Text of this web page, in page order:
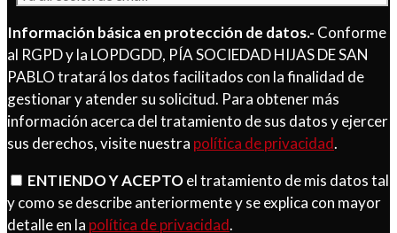
Información básica en protección de datos.- Conforme
al RGPD y la LOPDGDD, PÍA SOCIEDAD HIJAS DE SAN
PABLO tratará los datos facilitados con la finalidad de
gestionar y atender su solicitud. Para obtener más
información acerca del tratamiento de sus datos y ejercer
sus derechos, visite nuestra política de privacidad.
ENTIENDO Y ACEPTOel tratamiento de mis datos tal
y como se describe anteriormente y se explica con mayor
detalle en la política de privacidad.